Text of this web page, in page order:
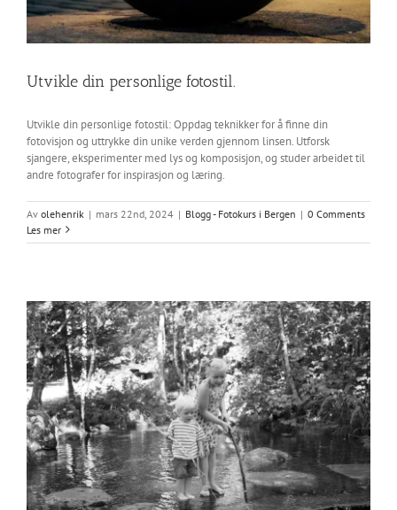
Utvikle din personlige fotostil.
Utvikle din personlige fotostil: Oppdag teknikker for å finne din
fotovisjon og uttrykke din unike verden gjennom linsen. Utforsk
sjangere, eksperimenter med lys og komposisjon, og studer arbeidet til
andre fotografer for inspirasjon og læring.
Av olehenrik | mars 22nd, 2024 | Blogg - Fotokurs i Bergen | 0 Comments
Les mer